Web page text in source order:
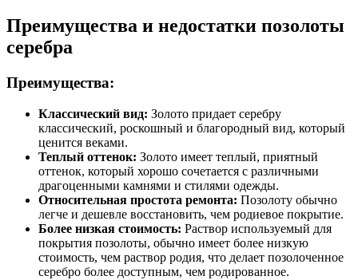
Преимущества и недостатки позолоты
серебра
Преимущества:
Классический вид: Золото придает серебру
классический, роскошный и благородный вид, который
ценится веками.
Теплый оттенок: Золото имеет теплый, приятный
оттенок, который хорошо сочетается с различными
драгоценными камнями и стилями одежды.
Относительная простота ремонта: Позолоту обычно
легче и дешевле восстановить, чем родиевое покрытие.
Более низкая стоимость: Раствор используемый для
покрытия позолоты, обычно имеет более низкую
стоимость, чем раствор родия, что делает позолоченное
серебро более доступным, чем родированное.